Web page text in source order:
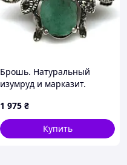
Брошь. Натуральный
изумруд и марказит.
1 975 ₴
Купить